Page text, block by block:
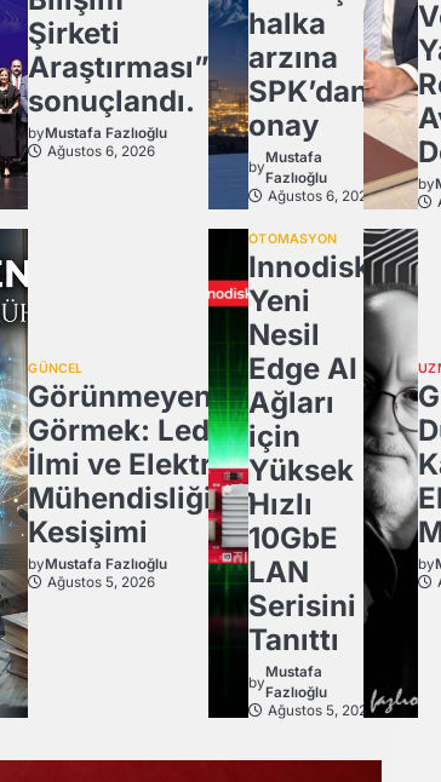
Şirketi
Araştırması”
sonuçlandı.
byMustafa Fazlıoğlu
Ağustos 6, 2026
halka
arzına
SPK’dan
onay
by
Mustafa
Fazlıoğlu
Ağustos 6, 2026
by
GÜNCEL
Görünmeyeni
Görmek: Ledün
İlmi ve Elektrik
Mühendisliğinin
Kesişimi
byMustafa Fazlıoğlu
Ağustos 5, 2026
OTOMASYON
Innodisk,
Yeni
Nesil
Edge AI
Ağları
için
Yüksek
Hızlı
10GbE
LAN
Serisini
Tanıttı
by
Mustafa
Fazlıoğlu
Ağustos 5, 2026
by